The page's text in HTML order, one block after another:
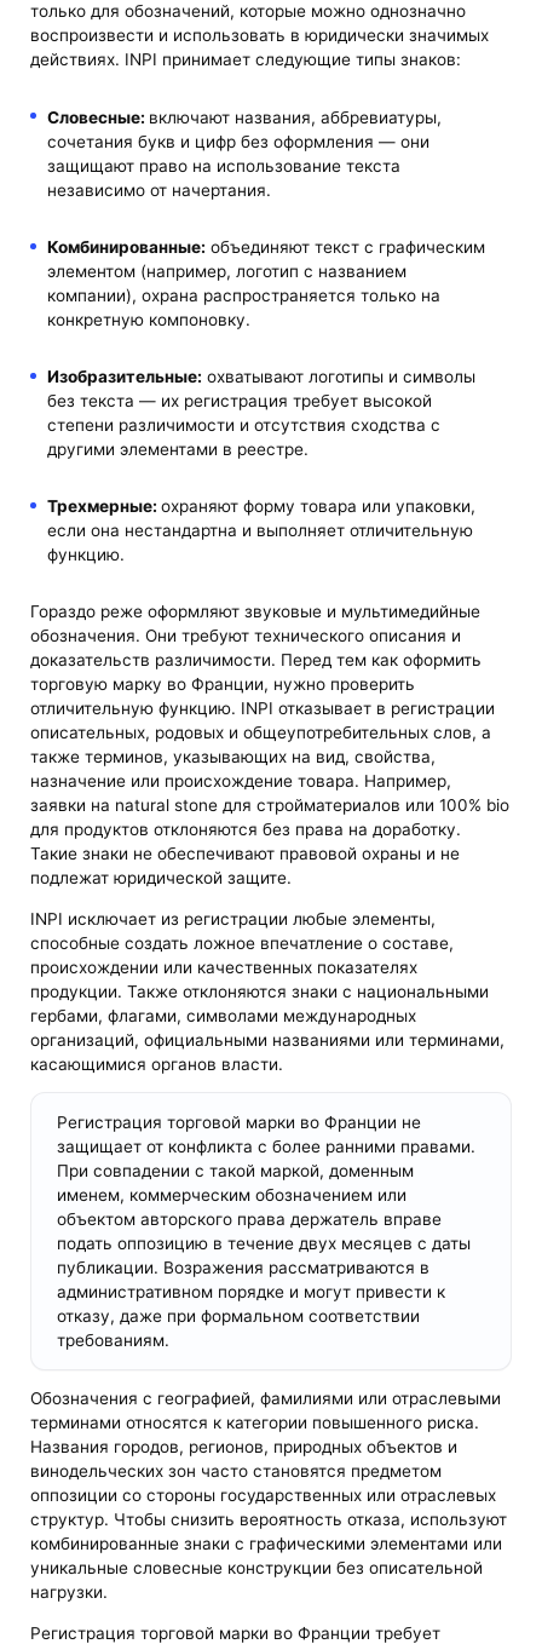
только для обозначений, которые можно однозначно
воспроизвести и использовать в юридически значимых
действиях. INPI принимает следующие типы знаков:
Словесные: включают названия, аббревиатуры,
сочетания букв и цифр без оформления — они
защищают право на использование текста
независимо от начертания.
Комбинированные: объединяют текст с графическим
элементом (например, логотип с названием
компании), охрана распространяется только на
конкретную компоновку.
Изобразительные: охватывают логотипы и символы
без текста — их регистрация требует высокой
степени различимости и отсутствия сходства с
другими элементами в реестре.
Трехмерные: охраняют форму товара или упаковки,
если она нестандартна и выполняет отличительную
функцию.
Гораздо реже оформляют звуковые и мультимедийные
обозначения. Они требуют технического описания и
доказательств различимости. Перед тем как оформить
торговую марку во Франции, нужно проверить
отличительную функцию. INPI отказывает в регистрации
описательных, родовых и общеупотребительных слов, а
также терминов, указывающих на вид, свойства,
назначение или происхождение товара. Например,
заявки на natural stone для стройматериалов или 100% bio
для продуктов отклоняются без права на доработку.
Такие знаки не обеспечивают правовой охраны и не
подлежат юридической защите.
INPI исключает из регистрации любые элементы,
способные создать ложное впечатление о составе,
происхождении или качественных показателях
продукции. Также отклоняются знаки с национальными
гербами, флагами, символами международных
организаций, официальными названиями или терминами,
касающимися органов власти.
Регистрация торговой марки во Франции не
защищает от конфликта с более ранними правами.
При совпадении с такой маркой, доменным
именем, коммерческим обозначением или
объектом авторского права держатель вправе
подать оппозицию в течение двух месяцев с даты
публикации. Возражения рассматриваются в
административном порядке и могут привести к
отказу, даже при формальном соответствии
требованиям.
Обозначения с географией, фамилиями или отраслевыми
терминами относятся к категории повышенного риска.
Названия городов, регионов, природных объектов и
винодельческих зон часто становятся предметом
оппозиции со стороны государственных или отраслевых
структур. Чтобы снизить вероятность отказа, используют
комбинированные знаки с графическими элементами или
уникальные словесные конструкции без описательной
нагрузки.
Регистрация торговой марки во Франции требует